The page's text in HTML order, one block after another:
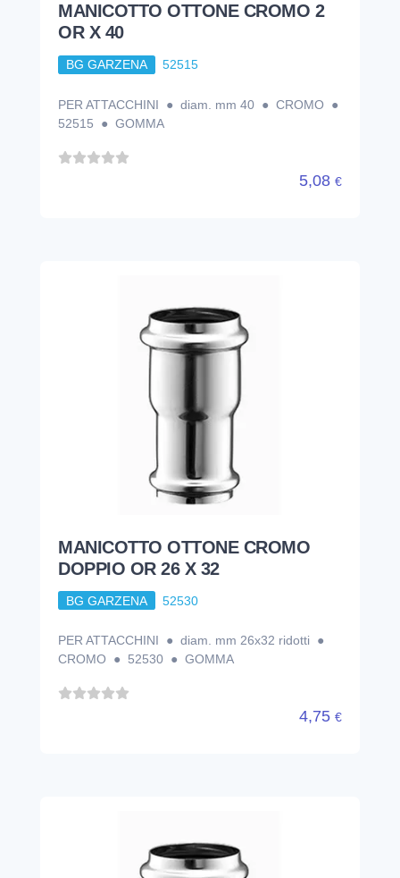
MANICOTTO OTTONE CROMO 2
OR X 40
BG GARZENA 52515
PER ATTACCHINI ● diam. mm 40 ● CROMO ●
52515 ● GOMMA
5,08 €
MANICOTTO OTTONE CROMO
DOPPIO OR 26 X 32
BG GARZENA 52530
PER ATTACCHINI ● diam. mm 26x32 ridotti ●
CROMO ● 52530 ● GOMMA
4,75 €